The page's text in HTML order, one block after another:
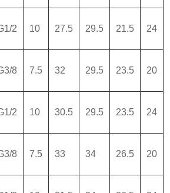
2 10 27.5 29.5 21.5 24
8 7.5 32 29.5 23.5 20
2 10 30.5 29.5 23.5 24
8 7.5 33 34 26.5 20